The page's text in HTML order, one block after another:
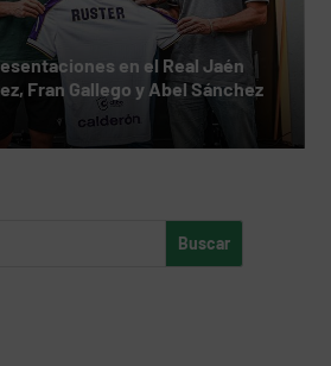
en el Real Jaén
Fran Gallego y Abel Sánchez